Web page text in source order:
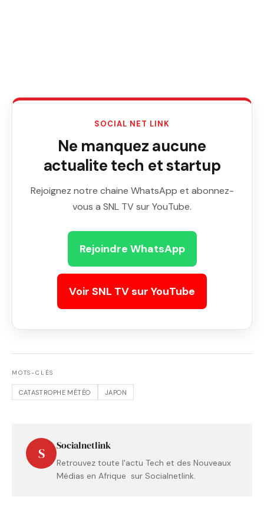
SOCIAL NET LINK
Ne manquez aucune
actualite tech et startup
Rejoignez notre chaine WhatsApp et abonnez-
vous a SNL TV sur YouTube.
Rejoindre WhatsApp
Voir SNL TV sur YouTube
MOTS-CLÉS
CATASTROPHE MÉTÉO JAPON
S Socialnetlink
Retrouvez toute l'actu Tech et des Nouveaux
Médias en Afrique sur Socialnetlink.